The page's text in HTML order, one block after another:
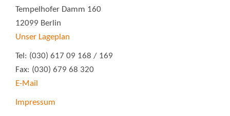
Tempelhofer Damm 160
12099 Berlin
Unser Lageplan
Tel: (030) 617 09 168 / 169
Fax: (030) 679 68 320
E-Mail
Impressum